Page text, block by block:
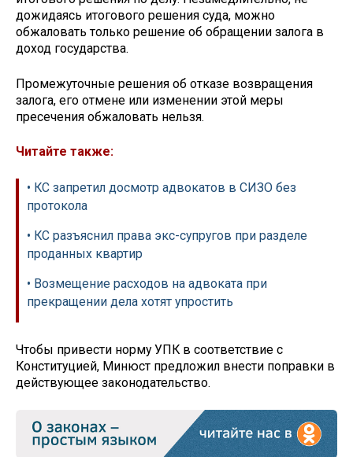
дожидаясь итогового решения суда, можно
обжаловать только решение об обращении залога в
доход государства.
Промежуточные решения об отказе возвращения
залога, его отмене или изменении этой меры
пресечения обжаловать нельзя.
Читайте также:
• КС запретил досмотр адвокатов в СИЗО без
протокола
• КС разъяснил права экс-супругов при разделе
проданных квартир
• Возмещение расходов на адвоката при
прекращении дела хотят упростить
Чтобы привести норму УПК в соответствие с
Конституцией, Минюст предложил внести поправки в
действующее законодательство.